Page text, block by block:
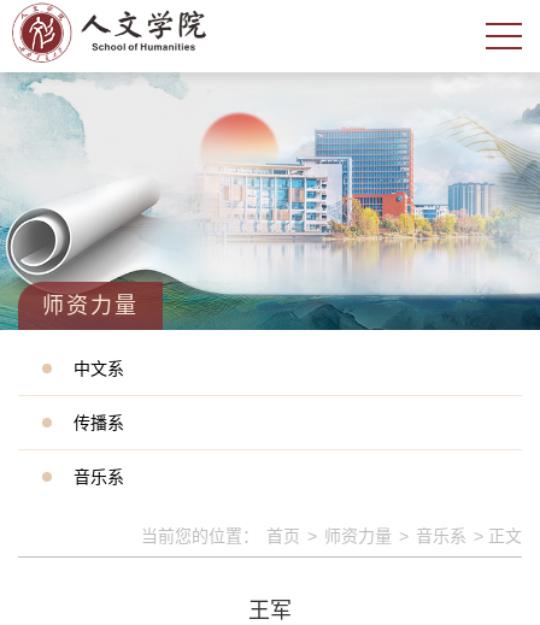
师资力量
中文系
传播系
音乐系
当前您的位置： 首页 > 师资力量 > 音乐系 > 正文
王军